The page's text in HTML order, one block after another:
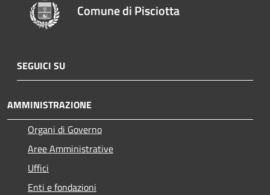
Comune di Pisciotta
SEGUICI SU
AMMINISTRAZIONE
Organi di Governo
Aree Amministrative
Uffici
Enti e fondazioni